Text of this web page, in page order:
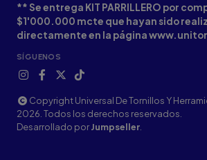
** Se entrega KIT PARRILLERO por
$1'000.000 mcte que hayan sido
directamente en la página
SÍGUENOS
Copyright Universal De Tornillos Y
2026. Todos los derechos reservados.
Desarrollado porJumpseller